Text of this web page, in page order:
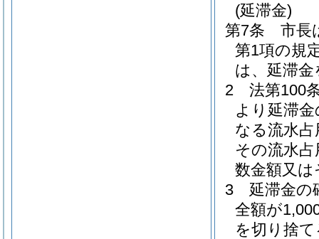
(延滞金)
第7条
市長
第1項の規
は、延滞
2
法第100
より延滞
なる流水
その流水
数金額又
3
延滞金の
全額が
を切り捨